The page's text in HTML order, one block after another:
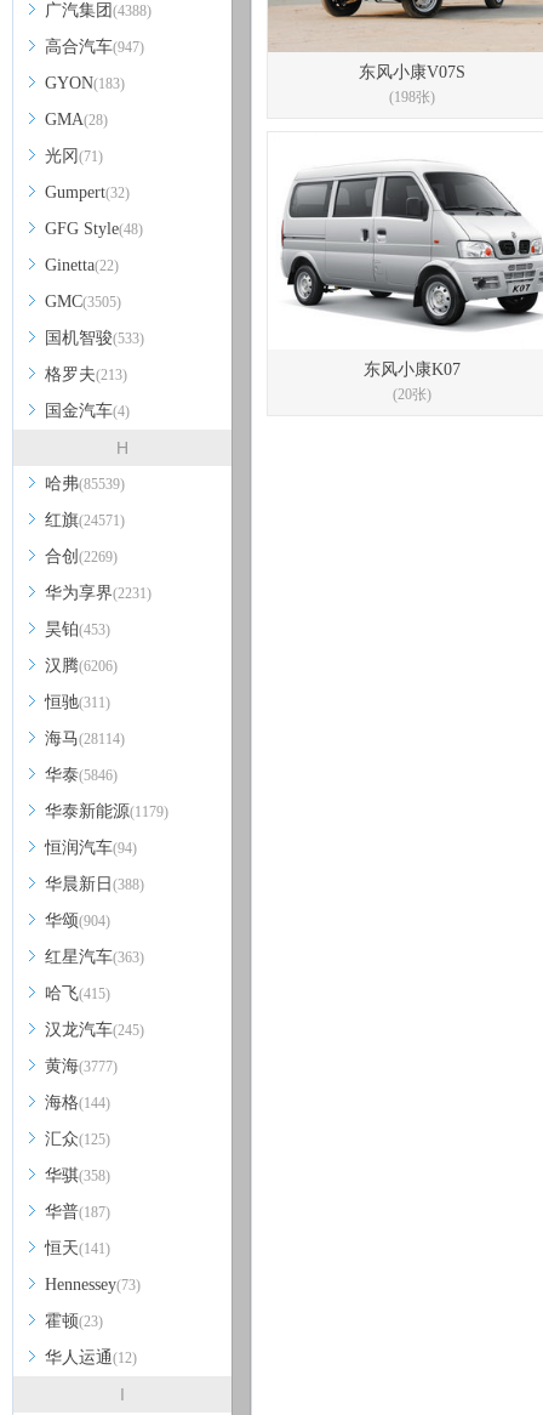
广汽集团 (4388)
高合汽车(947)
GYON(183)
GMA(28)
光冈 (71)
Gumpert(32)
GFG Style(48)
Ginetta(22)
GMC(3505)
国机智骏(533)
格罗夫(213)
国金汽车(4)
H
哈弗(85539)
红旗(24571)
合创 (2269)
华为享界(2231)
昊铂(453)
汉腾(6206)
恒驰(311)
海马(28114)
华泰(5846)
华泰新能源(1179)
恒润汽车(94)
华晨新日 (388)
华颂(904)
红星汽车(363)
哈飞(415)
汉龙汽车(245)
黄海(3777)
海格(144)
汇众(125)
华骐(358)
华普(187)
恒天(141)
Hennessey(73)
霍顿(23)
华人运通(12)
I
东风小康V07S
(198张)
东风小康K07
(20张)